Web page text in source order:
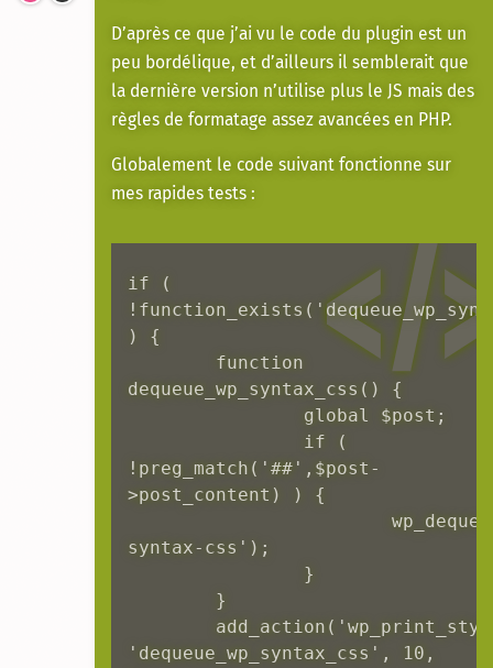
D’après ce que j’ai vu le code du plugin est un
peu bordélique, et d’ailleurs il semblerait que
la dernière version n’utilise plus le JS mais des
règles de formatage assez avancées en PHP.
Globalement le code suivant fonctionne sur
mes rapides tests :
if (
) {
dequeue_wp_syntax_css() {
!preg_match('##',$post-
>post_content) ) {
syntax-css');
'dequeue_wp_syntax_css', 10,